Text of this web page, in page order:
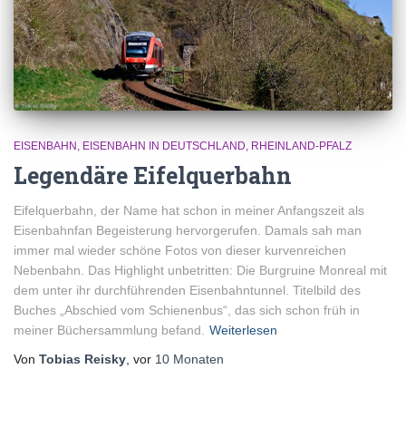
EISENBAHN EISENBAHN IN DEUTSCHLAND RHEINLAND-PFALZ
Legendäre Eifelquerbahn
Eifelquerbahn, der Name hat schon in meiner Anfangszeit als
Eisenbahnfan Begeisterung hervorgerufen. Damals sah man
immer mal wieder schöne Fotos von dieser kurvenreichen
Nebenbahn. Das Highlight unbetritten: Die Burgruine Monreal mit
dem unter ihr durchführenden Eisenbahntunnel. Titelbild des
Buches „Abschied vom Schienenbus“, das sich schon früh in
meiner Büchersammlung befand.
Weiterlesen
Von Tobias Reisky , vor 10 Monaten